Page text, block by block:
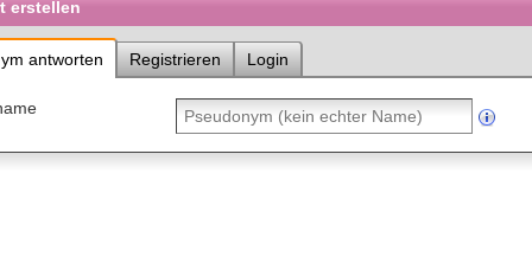
erstellen
antworten Registrieren Login